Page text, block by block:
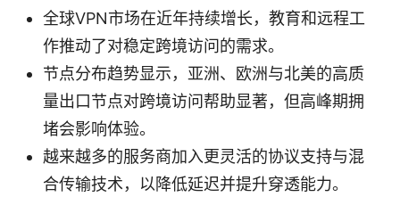
全球VPN市场在近年持续增长，教育和远程工
作推动了对稳定跨境访问的需求。
节点分布趋势显示，亚洲、欧洲与北美的高质
量出口节点对跨境访问帮助显著，但高峰期拥
堵会影响体验。
越来越多的服务商加入更灵活的协议支持与混
合传输技术，以降低延迟并提升穿透能力。